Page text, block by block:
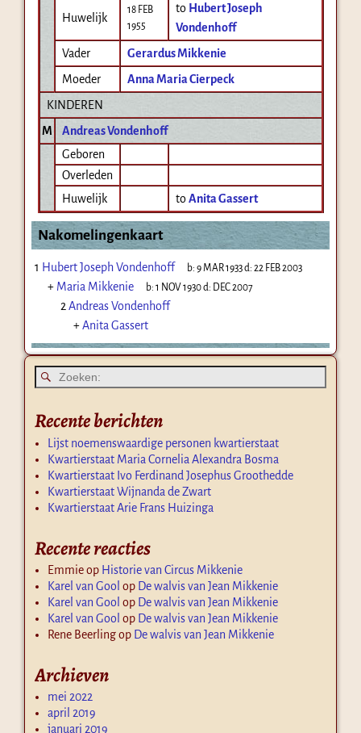
Huwelijk
18 FEB
1955
to Hubert Joseph
Vondenhoff
Vader
Gerardus Mikkenie
Moeder
Anna Maria Cierpeck
KINDEREN
M
Andreas Vondenhoff
Geboren
Overleden
Huwelijk
toAnita Gassert
Nakomelingenkaart
1 Hubert Joseph Vondenhoff b:9 MAR 1933d:22 FEB 2003
+ Maria Mikkenie b:1 NOV 1930d: DEC 2007
2 Andreas Vondenhoff
+Anita Gassert
Recente berichten
Lijst noemenswaardige personen kwartierstaat
Kwartierstaat Maria Cornelia Alexandra Bosma
Kwartierstaat Ivo Ferdinand Josephus Groothedde
Kwartierstaat Wijnanda de Zwart
Kwartierstaat Arie Frans Huizinga
Recente reacties
Emmieop Historie van Circus Mikkenie
Karel van Gool op De walvis van Jean Mikkenie
Karel van Gool op De walvis van Jean Mikkenie
Karel van Gool op De walvis van Jean Mikkenie
Rene Beerlingop De walvis van Jean Mikkenie
Archieven
mei 2022
april 2019
januari 2019